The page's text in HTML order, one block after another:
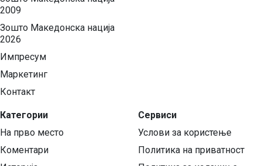
2009
Зошто Македонска нација
2026
Импресум
Маркетинг
Контакт
Категории
На прво место
Коментари
Сервиси
Услови за користење
Политика на приватност